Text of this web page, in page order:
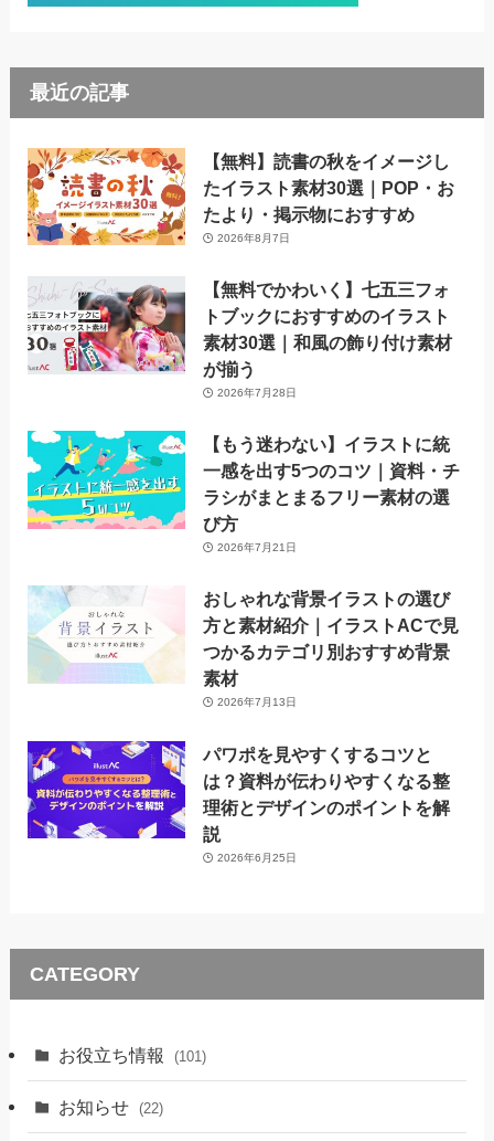
最近の記事
【無料】読書の秋をイメージし
たイラスト素材30選｜POP・お
たより・掲示物におすすめ
2026年8月7日
【無料でかわいく】七五三フォ
トブックにおすすめのイラスト
素材30選｜和風の飾り付け素材
が揃う
2026年7月28日
【もう迷わない】イラストに統
一感を出す5つのコツ｜資料・チ
ラシがまとまるフリー素材の選
び方
2026年7月21日
おしゃれな背景イラストの選び
方と素材紹介｜イラストACで見
つかるカテゴリ別おすすめ背景
素材
2026年7月13日
パワポを見やすくするコツと
は？資料が伝わりやすくなる整
理術とデザインのポイントを解
説
2026年6月25日
CATEGORY
お役立ち情報 (101)
お知らせ (22)